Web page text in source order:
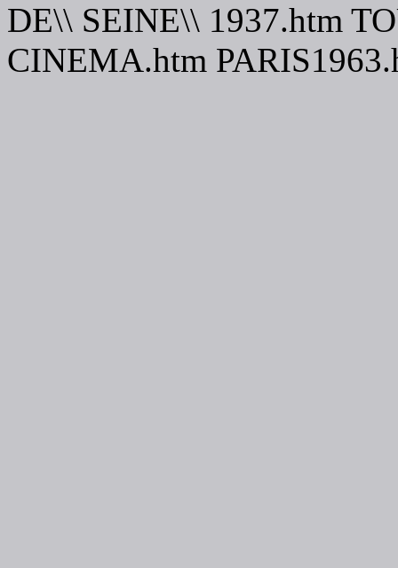
DE\\ SEINE\\ 1937.htm
CINEMA.htm